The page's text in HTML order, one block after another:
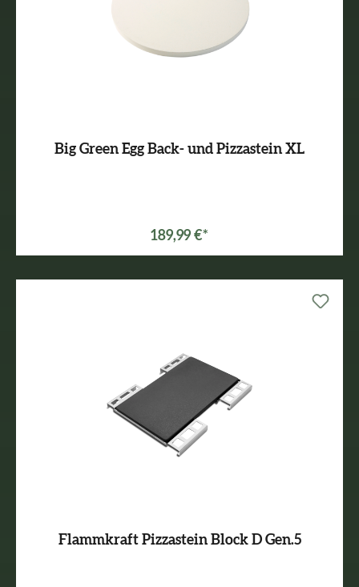
Big Green Egg Back- und Pizzastein XL
189,99 €*
Flammkraft Pizzastein Block D Gen.5